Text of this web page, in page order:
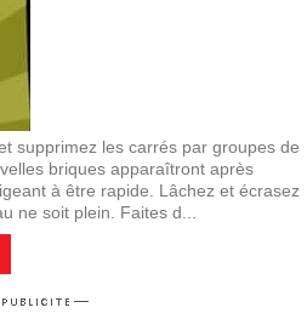
supprimez les carrés par groupes de
briques apparaîtront après
à être rapide. Lâchez et écrasez
ne soit plein. Faites d...